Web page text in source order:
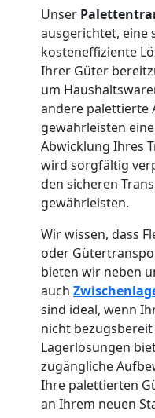
Unser
ausgerichtet, eine
kosteneffiziente
Ihrer Güter
um
andere palettierte
gewährleisten
Abwicklung Ihres
wird sorgfältig
den sicheren
gewährleisten.
Wir wissen, dass
oder
bieten wir neben
auch
sind ideal, wenn
nicht
Lagerlösungen
zugängliche
Ihre palettierten
an Ihrem neuen